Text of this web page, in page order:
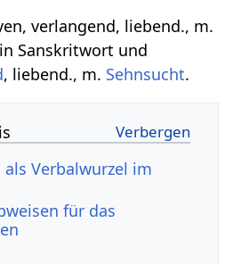
verlangend, liebend., m.
Sanskritwort und
, liebend., m. Sehnsucht.
Verbalwurzel im
für das